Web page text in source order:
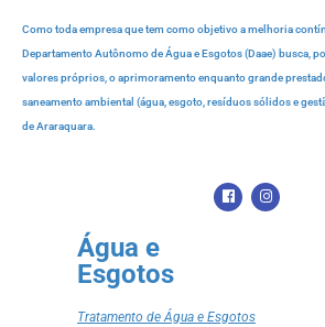
Como toda empresa que tem como objetivo a melhoria
Departamento Autônomo de Água e Esgotos (Daae) busca,
valores próprios, o aprimoramento enquanto grande
saneamento ambiental (água, esgoto, resíduos sólidos e
de Araraquara.
Água e
Esgotos
Tratamento de Água e Esgotos